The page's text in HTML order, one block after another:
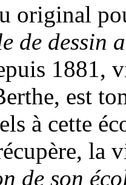
original
de dessin
1881,
est
à cette
la
de son